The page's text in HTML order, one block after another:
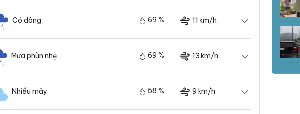
Có dông 69 % 11 km/h
Mưa phùn nhẹ 69 % 13 km/h
Nhiều mây 58 % 9 km/h